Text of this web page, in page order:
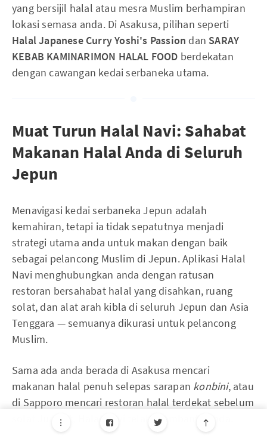
yang bersijil halal atau mesra Muslim berhampiran
lokasi semasa anda. Di Asakusa, pilihan seperti
Halal Japanese Curry Yoshi's Passion dan SARAY
KEBAB KAMINARIMON HALAL FOOD berdekatan
dengan cawangan kedai serbaneka utama.
Muat Turun Halal Navi: Sahabat
Makanan Halal Anda di Seluruh
Jepun
Menavigasi kedai serbaneka Jepun adalah
kemahiran, tetapi ia tidak sepatutnya menjadi
strategi utama anda untuk makan dengan baik
sebagai pelancong Muslim di Jepun. Aplikasi Halal
Navi menghubungkan anda dengan ratusan
restoran bersahabat halal yang disahkan, ruang
solat, dan alat arah kibla di seluruh Jepun dan Asia
Tenggara — semuanya dikurasi untuk pelancong
Muslim.
Sama ada anda berada di Asakusa mencari
makanan halal penuh selepas sarapan konbini, atau
di Sapporo mencari restoran halal terdekat sebelum
solat Jumaat, Halal Navi telah membantu anda.